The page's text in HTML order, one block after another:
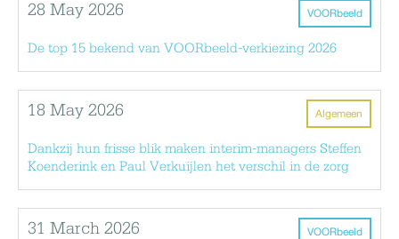
VOORbeeld
28 May 2026
De top 15 bekend van VOORbeeld-verkiezing 2026
Algemeen
18 May 2026
Dankzij hun frisse blik maken interim-managers Steffen
Koenderink en Paul Verkuijlen het verschil in de zorg
VOORbeeld
31 March 2026